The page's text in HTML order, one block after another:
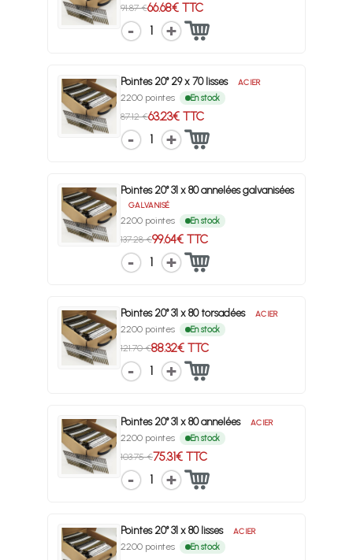
91.87 €66.68€ TTC
1
Pointes 20° 29 x 70 lisses ACIER
2200 pointes En stock
87.12 €63.23€ TTC
1
Pointes 20° 31 x 80 annelées galvanisées
GALVANISÉ
2200 pointes En stock
137.28 €99.64€ TTC
1
Pointes 20° 31 x 80 torsadées ACIER
2200 pointes En stock
121.70 €88.32€ TTC
1
Pointes 20° 31 x 80 annelées ACIER
2200 pointes En stock
103.75 €75.31€ TTC
1
Pointes 20° 31 x 80 lisses ACIER
2200 pointes En stock